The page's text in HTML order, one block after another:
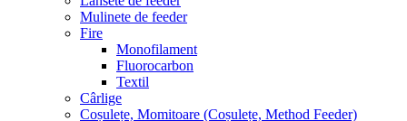
Mulinete de feeder
Fire
Monofilament
Fluorocarbon
Textil
Cârlige
Coșulețe, Momitoare (Coșulețe, Method Feeder)